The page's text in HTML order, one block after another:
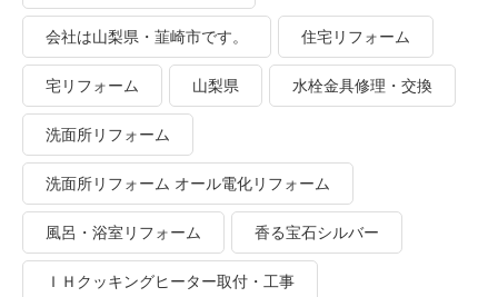
会社は山梨県・韮崎市です。 住宅リフォーム
宅リフォーム 山梨県 水栓金具修理・交換
洗面所リフォーム
洗面所リフォーム オール電化リフォーム
風呂・浴室リフォーム 香る宝石シルバー
ＩＨクッキングヒーター取付・工事